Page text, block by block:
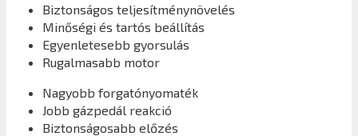
Biztonságos teljesítménynövelés
Minőségi és tartós beállítás
Egyenletesebb gyorsulás
Rugalmasabb motor
Nagyobb forgatónyomaték
Jobb gázpedál reakció
Biztonságosabb előzés